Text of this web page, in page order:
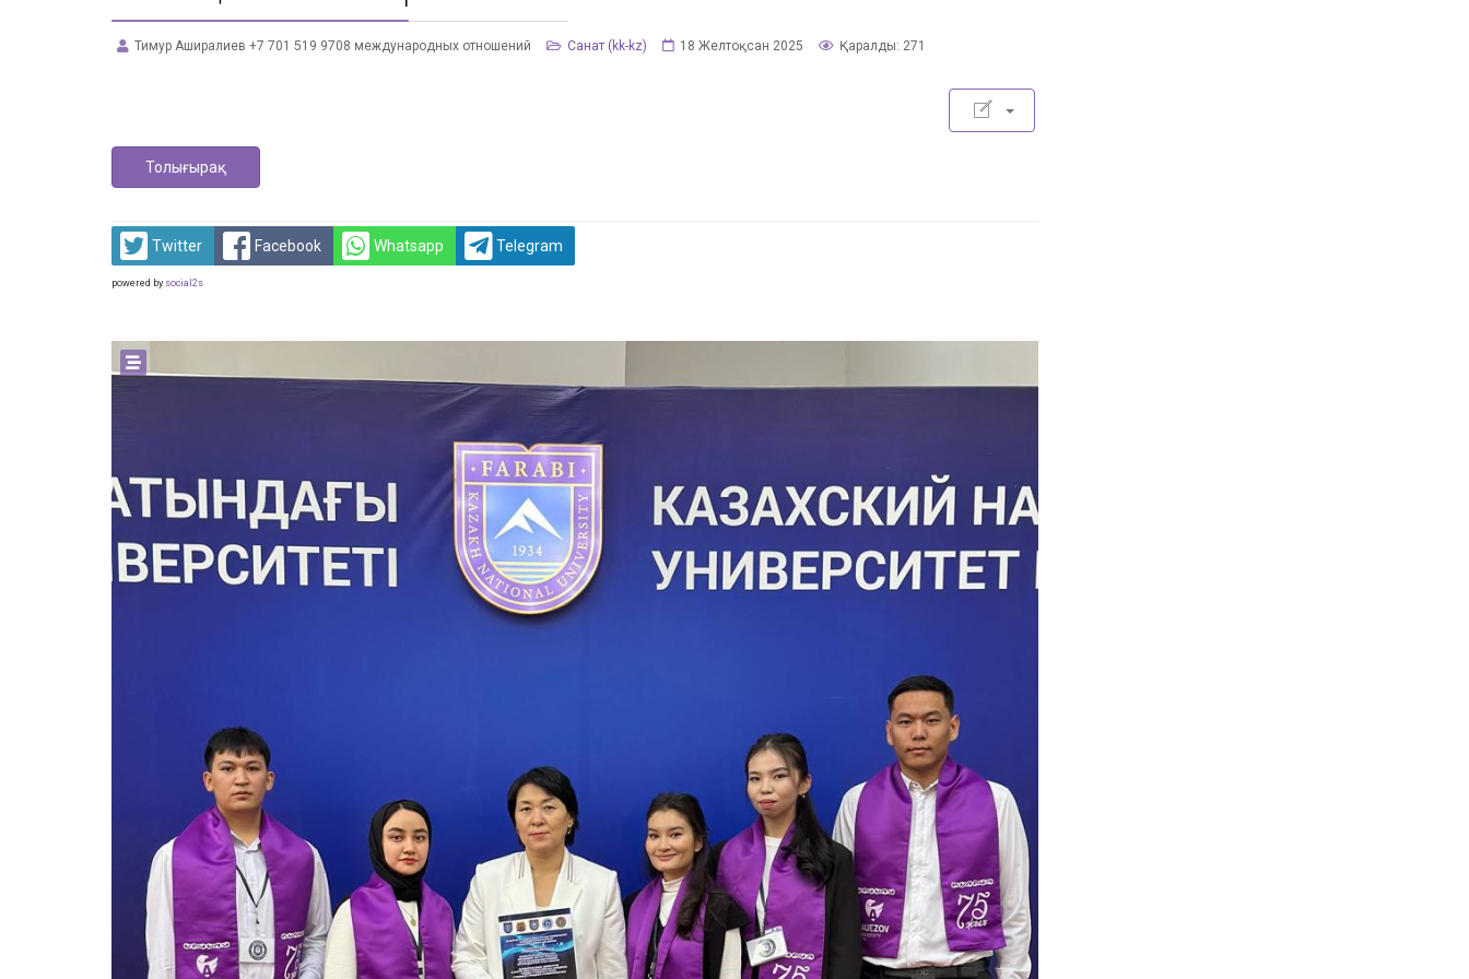
Тимур Аширалиев +7 701 519 9708 международных отношений Санат (kk-kz) 18 Желтоқсан 2025 Қаралды: 271
Толығырақ
Twitter Facebook Whatsapp Telegram
powered by social2s